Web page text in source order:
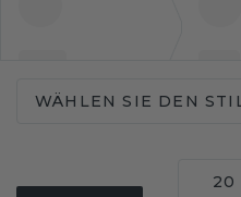
WÄHLEN SIE DEN
20